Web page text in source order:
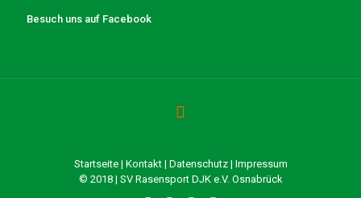
Besuch uns auf Facebook
Startseite| Kontakt| Datenschutz| Impressum
© 2018 | SV Rasensport DJK e.V. Osnabrück